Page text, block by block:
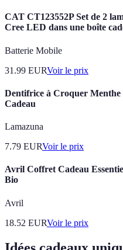
CAT CT123552P Set de 2
Cree LED dans une boîte
Batterie Mobile
31.99 EURVoir le prix
Dentifrice à Croquer Menthe
Cadeau
Lamazuna
7.79 EURVoir le prix
Avril Coffret Cadeau
Bio
Avril
18.52 EURVoir le prix